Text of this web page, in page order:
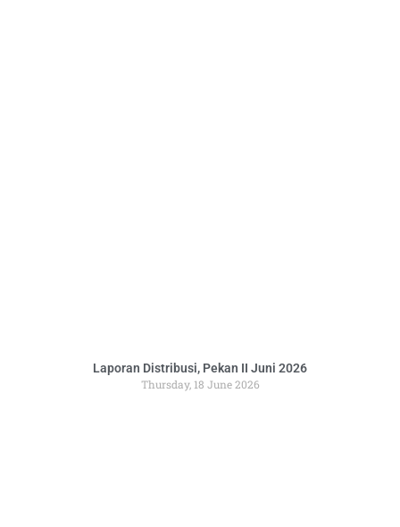
Laporan Distribusi, Pekan II Juni 2026
Thursday, 18 June 2026